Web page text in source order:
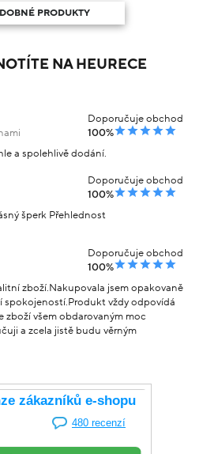
PRODUKTY
NA HEURECE
Doporučuje obchod
100%
a spolehlivě dodání.
Doporučuje obchod
100%
šperk Přehlednost
Doporučuje obchod
100%
zboží.Nakupovala jsem opakovaně
spokojeností.Produkt vždy odpovídá
zboží všem obdarovaným moc
a zcela jistě budu věrným